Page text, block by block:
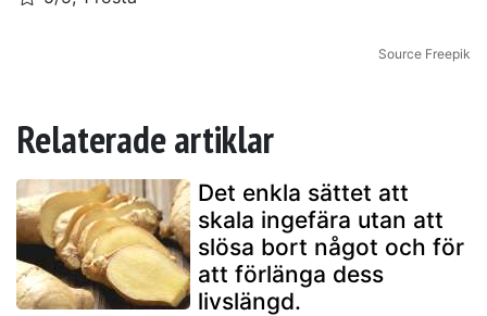
Source Freepik
Relaterade artiklar
Det enkla sättet att
skala ingefära utan att
slösa bort något och för
att förlänga dess
livslängd.